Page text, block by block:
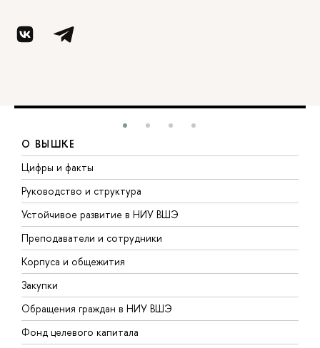
О ВЫШКЕ
Цифры и факты
Руководство и структура
Устойчивое развитие в НИУ ВШЭ
Преподаватели и сотрудники
Корпуса и общежития
Закупки
Обращения граждан в НИУ ВШЭ
Фонд целевого капитала